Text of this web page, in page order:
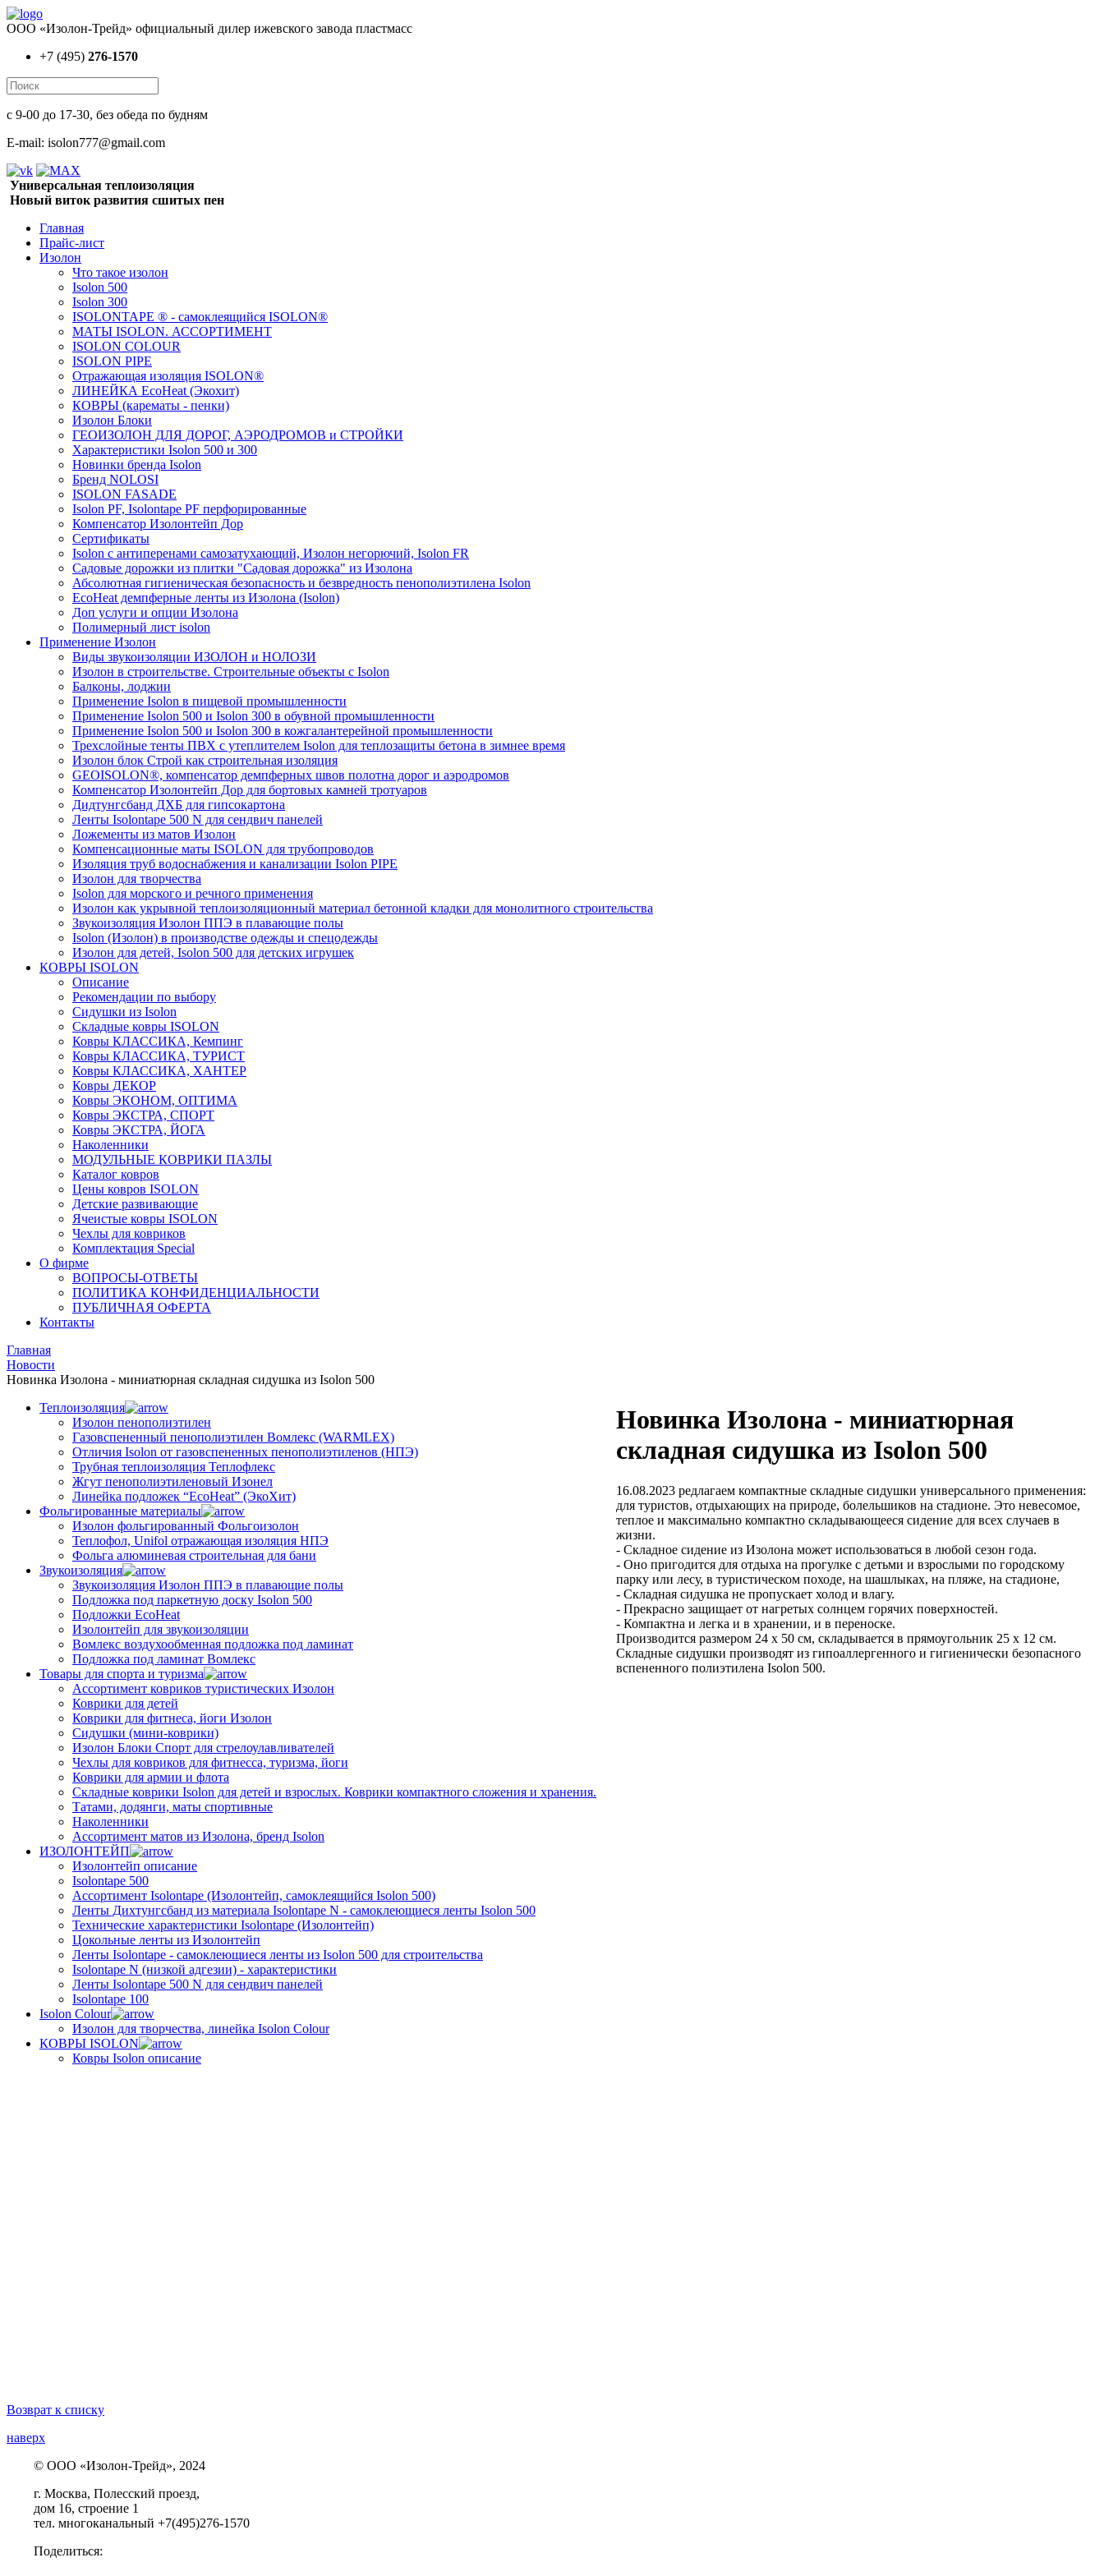
ООО «Изолон-Трейд» официальный дилер ижевского завода пластмасс
+7 (495) 276-1570
с 9-00 до 17-30, без обеда по будням
E-mail: isolon777@gmail.com
Универсальная теплоизоляция
Новый виток развития сшитых пен
Главная
Прайс-лист
Изолон
Что такое изолон
Isolon 500
Isolon 300
ISOLONTAPE ® - самоклеящийся ISOLON®
МАТЫ ISOLON. АССОРТИМЕНТ
ISOLON COLOUR
ISOLON PIPE
Отражающая изоляция ISOLON®
ЛИНЕЙКА EcoHeat (Экохит)
КОВРЫ (карематы - пенки)
Изолон Блоки
ГЕОИЗОЛОН ДЛЯ ДОРОГ, АЭРОДРОМОВ и СТРОЙКИ
Характеристики Isolon 500 и 300
Новинки бренда Isolon
Бренд NOLOSI
ISOLON FASADE
Isolon PF, Isolontape PF перфорированные
Компенсатор Изолонтейп Дор
Сертификаты
Isolon с антиперенами самозатухающий, Изолон негорючий, Isolon FR
Садовые дорожки из плитки "Садовая дорожка" из Изолона
Абсолютная гигиеническая безопасность и безвредность пенополиэтилена Isolon
EcoHeat демпферные ленты из Изолона (Isolon)
Доп услуги и опции Изолона
Полимерный лист isolon
Применение Изолон
Виды звукоизоляции ИЗОЛОН и НОЛОЗИ
Изолон в строительстве. Строительные объекты с Isolon
Балконы, лоджии
Применение Isolon в пищевой промышленности
Применение Isolon 500 и Isolon 300 в обувной промышленности
Применение Isolon 500 и Isolon 300 в кожгалантерейной промышленности
Трехслойные тенты ПВХ с утеплителем Isolon для теплозащиты бетона в зимнее время
Изолон блок Строй как строительная изоляция
GEOISOLON®, компенсатор демпферных швов полотна дорог и аэродромов
Компенсатор Изолонтейп Дор для бортовых камней тротуаров
Дидтунгсбанд ДХБ для гипсокартона
Ленты Isolontape 500 N для сендвич панелей
Ложементы из матов Изолон
Компенсационные маты ISOLON для трубопроводов
Изоляция труб водоснабжения и канализации Isolon PIPE
Изолон для творчества
Isolon для морского и речного применения
Изолон как укрывной теплоизоляционный материал бетонной кладки для монолитного строительства
Звукоизоляция Изолон ППЭ в плавающие полы
Isolon (Изолон) в производстве одежды и спецодежды
Изолон для детей, Isolon 500 для детских игрушек
КОВРЫ ISOLON
Описание
Рекомендации по выбору
Сидушки из Isolon
Складные ковры ISOLON
Ковры КЛАССИКА, Кемпинг
Ковры КЛАССИКА, ТУРИСТ
Ковры КЛАССИКА, ХАНТЕР
Ковры ДЕКОР
Ковры ЭКОНОМ, ОПТИМА
Ковры ЭКСТРА, СПОРТ
Ковры ЭКСТРА, ЙОГА
Наколенники
МОДУЛЬНЫЕ КОВРИКИ ПАЗЛЫ
Каталог ковров
Цены ковров ISOLON
Детские развивающие
Ячеистые ковры ISOLON
Чехлы для ковриков
Комплектация Special
О фирме
ВОПРОСЫ-ОТВЕТЫ
ПОЛИТИКА КОНФИДЕНЦИАЛЬНОСТИ
ПУБЛИЧНАЯ ОФЕРТА
Контакты
Главная
Новости
Новинка Изолона - миниатюрная складная сидушка из Isolon 500
Теплоизоляция
Изолон пенополиэтилен
Газовспененный пенополиэтилен Вомлекс (WARMLEX)
Отличия Isolon от газовспененных пенополиэтиленов (НПЭ)
Трубная теплоизоляция Теплофлекс
Жгут пенополиэтиленовый Изонел
Линейка подложек “EcoHeat” (ЭкоХит)
Фольгированные материалы
Изолон фольгированный Фольгоизолон
Теплофол, Unifol отражающая изоляция НПЭ
Фольга алюминевая строительная для бани
Звукоизоляция
Звукоизоляция Изолон ППЭ в плавающие полы
Подложка под паркетную доску Isolon 500
Подложки EcoHeat
Изолонтейп для звукоизоляции
Вомлекс воздухообменная подложка под ламинат
Подложка под ламинат Вомлекс
Товары для спорта и туризма
Ассортимент ковриков туристических Изолон
Коврики для детей
Коврики для фитнеса, йоги Изолон
Сидушки (мини-коврики)
Изолон Блоки Спорт для стрелоулавливателей
Чехлы для ковриков для фитнесса, туризма, йоги
Коврики для армии и флота
Складные коврики Isolon для детей и взрослых. Коврики компактного сложения и хранения.
Татами, додянги, маты спортивные
Наколенники
Ассортимент матов из Изолона, бренд Isolon
ИЗОЛОНТЕЙП
Изолонтейп описание
Isolontape 500
Ассортимент Isolontape (Изолонтейп, самоклеящийся Isolon 500)
Ленты Дихтунгсбанд из материала Isolontape N - самоклеющиеся ленты Isolon 500
Технические характеристики Isolontape (Изолонтейп)
Цокольные ленты из Изолонтейп
Ленты Isolontape - самоклеющиеся ленты из Isolon 500 для строительства
Isolontape N (низкой адгезии) - характеристики
Ленты Isolontape 500 N для сендвич панелей
Isolontape 100
Isolon Colour
Изолон для творчества, линейка Isolon Colour
КОВРЫ ISOLON
Ковры Isolon описание
Новинка Изолона - миниатюрная
складная сидушка из Isolon 500
16.08.2023 редлагаем компактные складные сидушки универсального применения:
для туристов, отдыхающих на природе, болельшиков на стадионе. Это невесомое,
теплое и максимально компактно складывающееся сидение для всех случаев в
жизни.
- Складное сидение из Изолона может использоваться в любой сезон года.
- Оно пригодится для отдыха на прогулке с детьми и взрослыми по городскому
парку или лесу, в туристическом походе, на шашлыках, на пляже, на стадионе,
- Складная сидушка не пропускает холод и влагу.
- Прекрасно защищает от нагретых солнцем горячих поверхностей.
- Компактна и легка и в хранении, и в переноске.
Производится размером 24 х 50 см, складывается в прямоугольник 25 х 12 см.
Складные сидушки производят из гипоаллергенного и гигиенически безопасного
вспененного полиэтилена Isolon 500.
Возврат к списку
наверх
© ООО «Изолон-Трейд», 2024
г. Москва, Полесский проезд,
дом 16, строение 1
тел. многоканальный +7(495)276-1570
Поделиться: